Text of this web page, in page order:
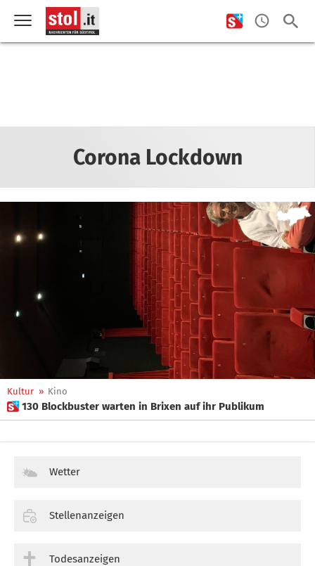
Corona Lockdown
Kultur » Kino
 130 Blockbuster warten in Brixen auf ihr Publikum
Wetter
Stellenanzeigen
Todesanzeigen